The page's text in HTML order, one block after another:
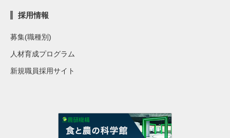
採用情報
募集(職種別)
人材育成プログラム
新規職員採用サイト